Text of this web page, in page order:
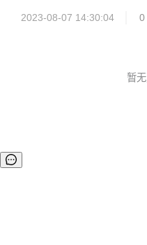
2023-08-07 14:30:04 0
暂